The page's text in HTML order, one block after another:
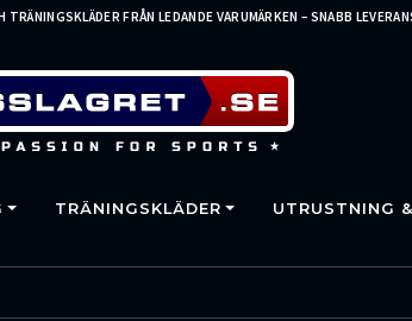
FRÅN LEDANDE VARUMÄRKEN – SNABB
TRÄNINGSKLÄDER UTRUSTNING